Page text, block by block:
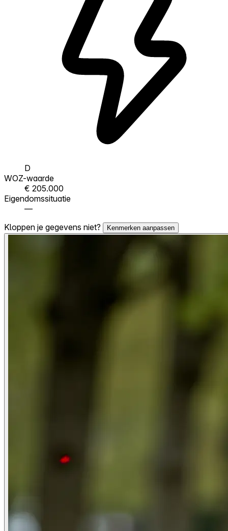
D
WOZ-waarde
€ 205.000
Eigendomssituatie
—
Kloppen je gegevens niet?
Kenmerken aanpassen